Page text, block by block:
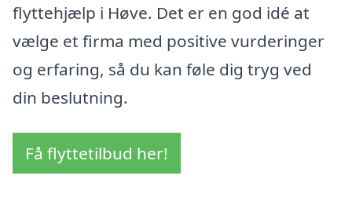
flyttehjælp i Høve. Det er en god idé at
vælge et firma med positive vurderinger
og erfaring, så du kan føle dig tryg ved
din beslutning.
Få flyttetilbud her!